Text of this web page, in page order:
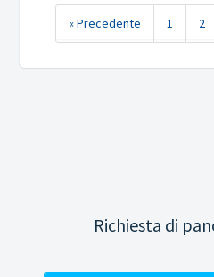
« Precedente 1 2
Richiesta di